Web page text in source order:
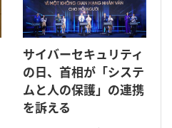
サイバーセキュリティ
の日、首相が「システ
ムと人の保護」の連携
を訴える